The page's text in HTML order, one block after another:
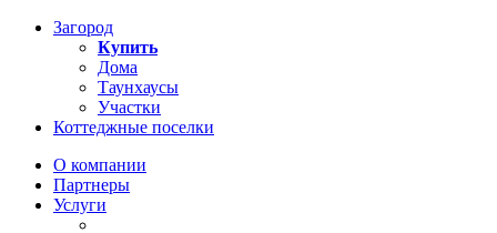
Загород
Купить
Дома
Таунхаусы
Участки
Коттеджные поселки
О компании
Партнеры
Услуги